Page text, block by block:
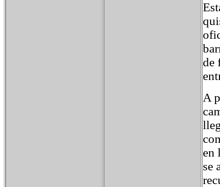
de
A
en
se